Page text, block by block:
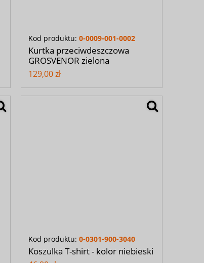
Kod produktu: 0-0009-001-0002
Kurtka przeciwdeszczowa
GROSVENOR zielona
129,00 zł
Kod produktu: 0-0301-900-3040
Koszulka T-shirt - kolor niebieski